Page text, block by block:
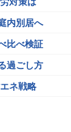
内別居へ
比べ検証
過ごし方
ネ戦略